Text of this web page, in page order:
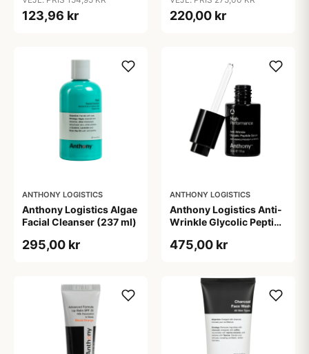
123,96 kr 220,00 kr
ANTHONY LOGISTICS
Anthony Logistics Algae
Facial Cleanser (237 ml)
295,00 kr
ANTHONY LOGISTICS
Anthony Logistics Anti-
Wrinkle Glycolic Peptide
475,00 kr